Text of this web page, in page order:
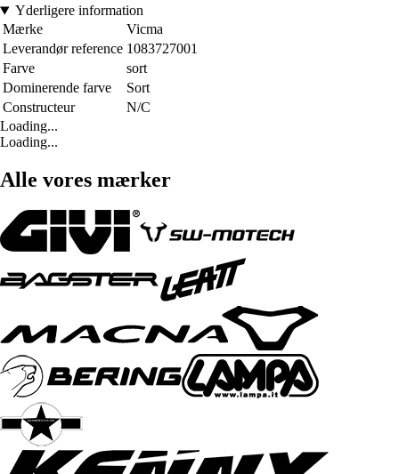
Yderligere information
Mærke
Vicma
Leverandør reference 1083727001
Farve
sort
Dominerende farve
Sort
Constructeur
N/C
Loading...
Loading...
Alle vores mærker